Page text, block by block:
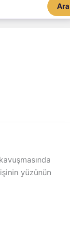
Ara
yüzünün